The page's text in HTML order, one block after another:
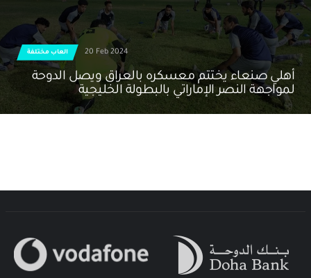
العاب مختلفة 20 Feb 2024
أهلي صنعاء يختتم معسكره بالعراق ويصل الدوحة
لمواجهة النصر الإماراتي بالبطولة الخليجية